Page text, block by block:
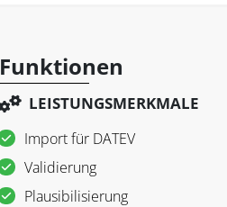
Funktionen
LEISTUNGSMERKMALE
Import für DATEV
Validierung
Plausibilisierung